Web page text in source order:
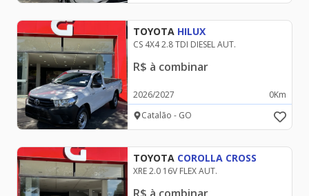
SUZUKI
TOYOTA
TOYOTA HILUX
CS 4X4 2.8 TDI DIESEL AUT.
R$ à combinar
2026/2027 0Km
Catalão - GO
TOYOTA COROLLA CROSS
XRE 2.0 16V FLEX AUT.